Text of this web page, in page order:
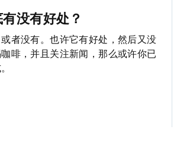
没有好处？
者没有。也许它有好处，然后又没
啡，并且关注新闻，那么或许你已